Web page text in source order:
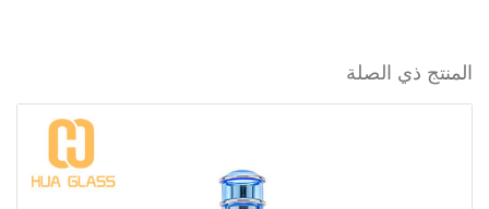
المنتج ذي الصلة